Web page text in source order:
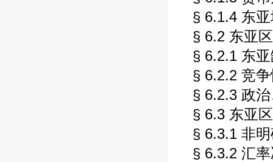
§ 6.1.4 东
§ 6.2 东亚
§ 6.2.1 东
§ 6.2.2 竞
§ 6.2.3 政
§ 6.3 东亚
§ 6.3.1 非
§ 6.3.2 汇